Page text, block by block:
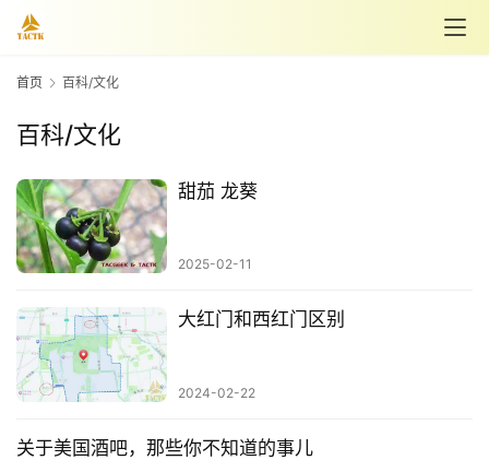
首
战
术
客
T
K
淘
店
首页 百科/文化
百科/文化
甜茄 龙葵
2025-02-11
大红门和西红门区别
2024-02-22
关于美国酒吧，那些你不知道的事儿